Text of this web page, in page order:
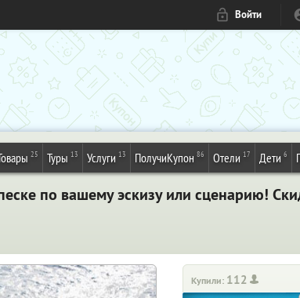
Войти
25 Туры 13 Услуги 13 ПолучиКупон 86 Отели 17 Дети 6
по вашему эскизу или сценарию!
Купили: 112